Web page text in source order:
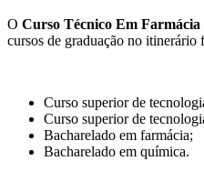
O Curso Técnico Em Farmácia
cursos de graduação no itinerário
Curso superior de
Curso superior de
Bacharelado em farmácia;
Bacharelado em química.